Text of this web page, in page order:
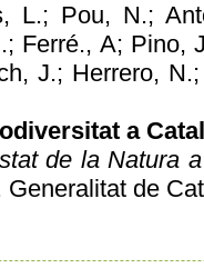
L.; Pou, N.;
Ferré., A; Pino,
J.; Herrero,
a
de la Natura
de